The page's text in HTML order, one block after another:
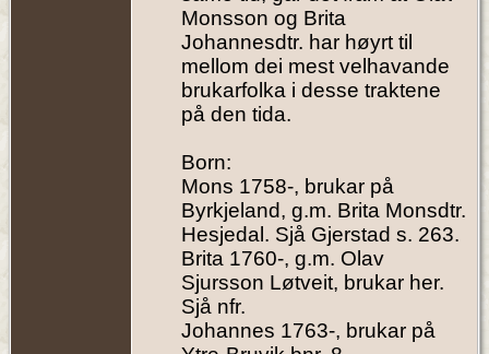
Monsson og Brita
Johannesdtr. har høyrt til
mellom dei mest velhavande
brukarfolka i desse traktene
på den tida.
Born:
Mons 1758-, brukar på
Byrkjeland, g.m. Brita Monsdtr.
Hesjedal. Sjå Gjerstad s. 263.
Brita 1760-, g.m. Olav
Sjursson Løtveit, brukar her.
Sjå nfr.
Johannes 1763-, brukar på